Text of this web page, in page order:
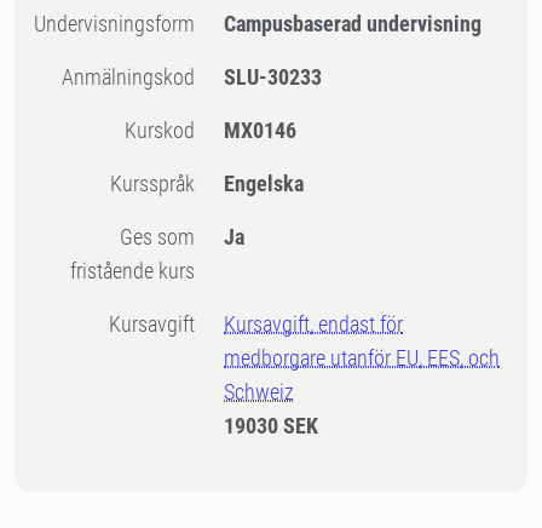
Undervisningsform Campusbaserad undervisning
Anmälningskod SLU-30233
Kurskod MX0146
Kursspråk Engelska
Ges som
fristående kurs
Ja
Kursavgift
Kursavgift, endast för
medborgare utanför EU, EES, och
Schweiz
19030 SEK